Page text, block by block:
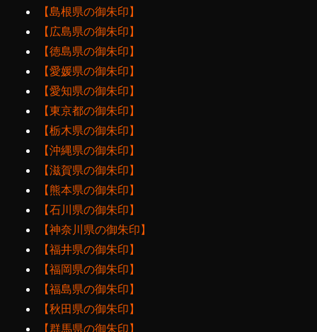
【島根県の御朱印】
【広島県の御朱印】
【徳島県の御朱印】
【愛媛県の御朱印】
【愛知県の御朱印】
【東京都の御朱印】
【栃木県の御朱印】
【沖縄県の御朱印】
【滋賀県の御朱印】
【熊本県の御朱印】
【石川県の御朱印】
【神奈川県の御朱印】
【福井県の御朱印】
【福岡県の御朱印】
【福島県の御朱印】
【秋田県の御朱印】
【群馬県の御朱印】